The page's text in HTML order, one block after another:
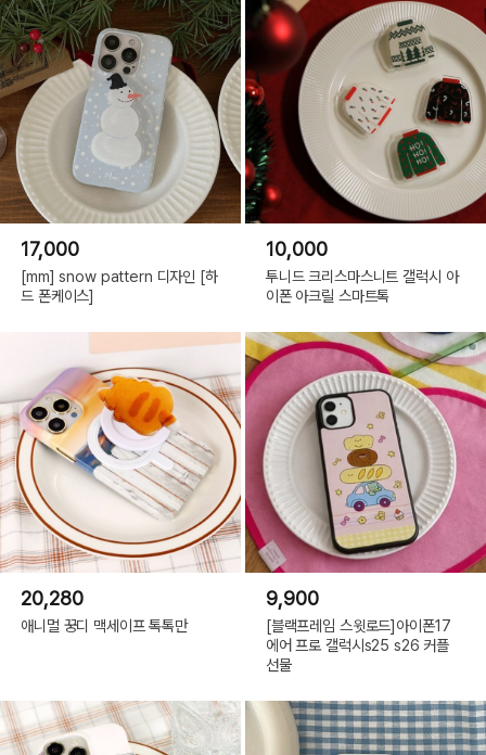
17,000
[mm] snow pattern 디자인 [하
드 폰케이스]
10,000
투니드 크리스마스니트 갤럭시 아
이폰 아크릴 스마트톡
20,280
애니멀 꿍디 맥세이프 톡톡만
9,900
[블랙프레임 스윗로드]아이폰17
에어 프로 갤럭시s25 s26 커플
선물